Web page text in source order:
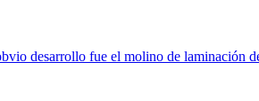
desarrollo fue el molino de laminación